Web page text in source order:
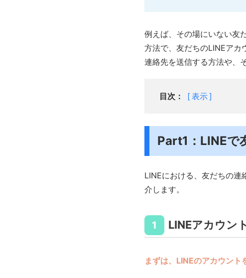
例えば、その場にいない友
方法で、友だちのLINEアカ
連絡先を送信する方法や、
目次： 表示
Part1：LINEで
LINEにおける、友だちの
介します。
1 LINEアカウン
まずは、LINEのアカウント